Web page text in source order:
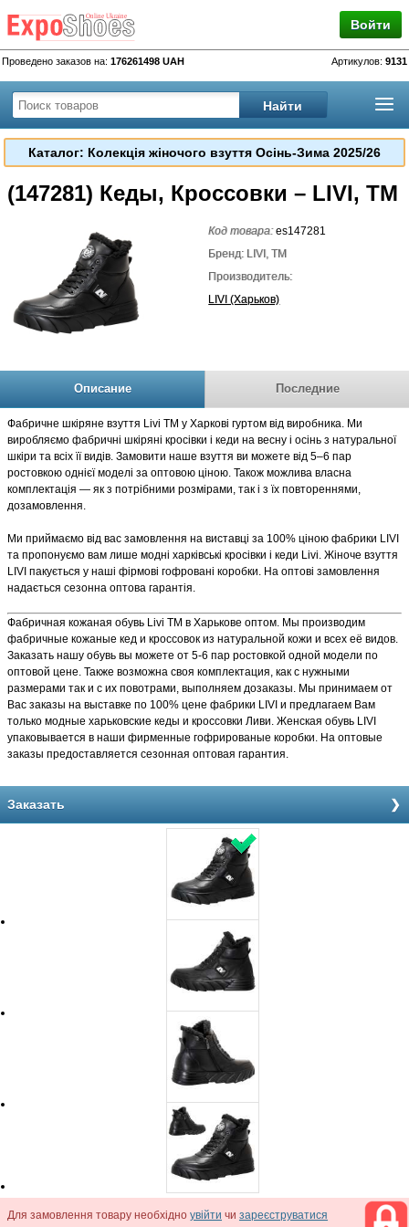
Войти
Проведено заказов на: 176261498 UAH Артикулов: 9131
Каталог: Колекція жіночого взуття Осінь-Зима 2025/26
(147281) Кеды, Кроссовки – LIVI, TM
Код товара:es147281
Бренд: LIVI, TM
Производитель:
LIVI (Харьков)
Описание Последние
Фабричне шкіряне взуття Livi TM у Харкові гуртом від виробника. Ми
виробляємо фабричні шкіряні кросівки і кеди на весну і осінь з натуральної
шкіри та всіх її видів. Замовити наше взуття ви можете від 5–6 пар
ростовкою однієї моделі за оптовою ціною. Також можлива власна
комплектація — як з потрібними розмірами, так і з їх повтореннями,
дозамовлення.
Ми приймаємо від вас замовлення на виставці за 100% ціною фабрики LIVI
та пропонуємо вам лише модні харківські кросівки і кеди Livi. Жіноче взуття
LIVI пакується у наші фірмові гофровані коробки. На оптові замовлення
надається сезонна оптова гарантія.
Фабричная кожаная обувь Livi TM в Харькове оптом. Мы производим
фабричные кожаные кед и кроссовок из натуральной кожи и всех её видов.
Заказать нашу обувь вы можете от 5-6 пар ростовкой одной модели по
оптовой цене. Также возможна своя комплектация, как с нужными
размерами так и с их повотрами, выполняем дозаказы. Мы принимаем от
Вас заказы на выставке по 100% цене фабрики LIVI и предлагаем Вам
только модные харьковские кеды и кроссовки Ливи. Женская обувь LIVI
упаковывается в наши фирменные гофрированые коробки. На оптовые
заказы предоставляется сезонная оптовая гарантия.
Заказать
Для замовлення товару необхідно увійти чи зареєструватися